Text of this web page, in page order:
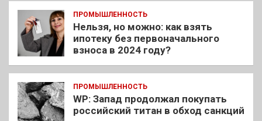
ПРОМЫШЛЕННОСТЬ
Нельзя, но можно: как взять
ипотеку без первоначального
взноса в 2024 году?
ПРОМЫШЛЕННОСТЬ
WP: Запад продолжал покупать
российский титан в обход санкций